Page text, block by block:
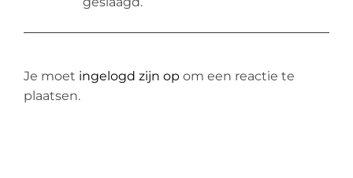
Je moet ingelogd zijn op om een reactie te
plaatsen.